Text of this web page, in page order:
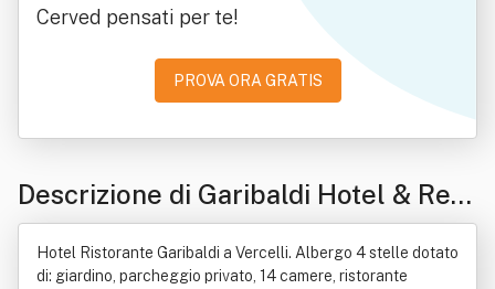
Cerved pensati per te!
PROVA ORA GRATIS
Descrizione di Garibaldi Hotel & Rest
aurant Srl
Hotel Ristorante Garibaldi a Vercelli. Albergo 4 stelle dotato
di: giardino, parcheggio privato, 14 camere, ristorante